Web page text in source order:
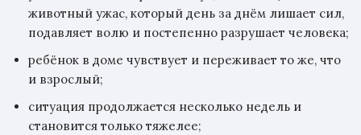
животный ужас, который день за днём лишает сил,
подавляет волю и постепенно разрушает человека;
ребёнок в доме чувствует и переживает то же, что
и взрослый;
ситуация продолжается несколько недель и
становится только тяжелее;